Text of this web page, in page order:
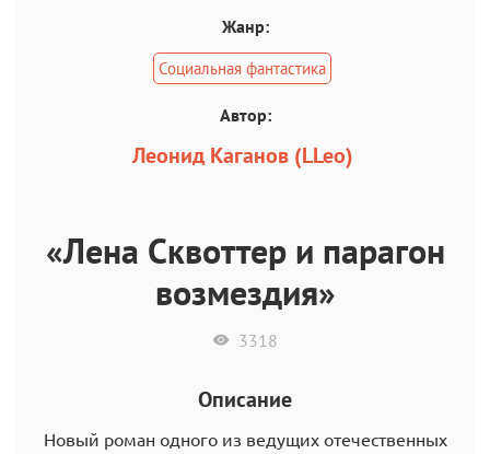
Жанр:
Социальная фантастика
Автор:
Леонид Каганов (LLeo)
«Лена Сквоттер и парагон
возмездия»
3318
Описание
Новый роман одного из ведущих отечественных